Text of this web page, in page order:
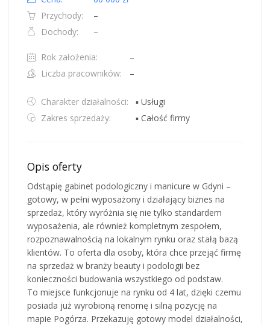
Przychody:
–
Dochody:
–
Rok założenia:
–
Liczba pracowników:
–
Charakter działalności:
▪ Usługi
Zakres sprzedaży:
▪ Całość firmy
Opis oferty
Odstąpię gabinet podologiczny i manicure w Gdyni –
gotowy, w pełni wyposażony i działający biznes na
sprzedaż, który wyróżnia się nie tylko standardem
wyposażenia, ale również kompletnym zespołem,
rozpoznawalnością na lokalnym rynku oraz stałą bazą
klientów. To oferta dla osoby, która chce przejąć firmę
na sprzedaż w branży beauty i podologii bez
konieczności budowania wszystkiego od podstaw.
To miejsce funkcjonuje na rynku od 4 lat, dzięki czemu
posiada już wyrobioną renomę i silną pozycję na
mapie Pogórza. Przekazuję gotowy model działalności,